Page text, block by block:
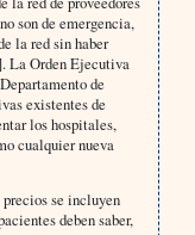
son de emergencia,
la red sin haber
La Orden Ejecutiva
de
existentes de
los hospitales,
cualquier nueva
se incluyen
deben saber,